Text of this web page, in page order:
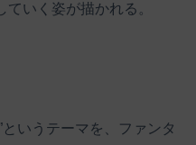
いく姿が描かれる。
いうテーマを、ファンタ